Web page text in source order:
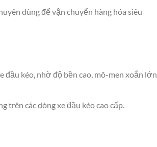
dùng để vận chuyển hàng hóa siêu
kéo, nhờ độ bền cao, mô-men xoắn lớn
các dòng xe đầu kéo cao cấp.